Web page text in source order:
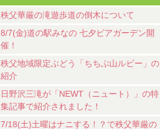
秩父華厳の滝遊歩道の倒木について
8/7(金)道の駅みなの 七夕ビアガーデン開
催！
秩父地域限定ぶどう「ちちぶ山ルビー」の
紹介
日野沢三滝が「NEWT（ニュート）」の特
集記事で紹介されました！
7/18(土)土曜はナニする！？で秩父華厳の